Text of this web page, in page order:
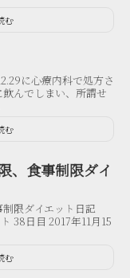
む
に心療内科で処方さ
んでしまい、所謂せ
む
、食事制限ダイ
限ダイエット日記
38日目 2017年11月15
む